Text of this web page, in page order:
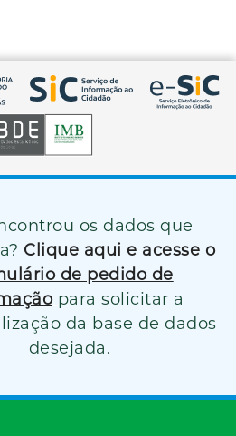
os dados que
Clique aqui e acesse o
de pedido de
para solicitar a
da base de dados
desejada.